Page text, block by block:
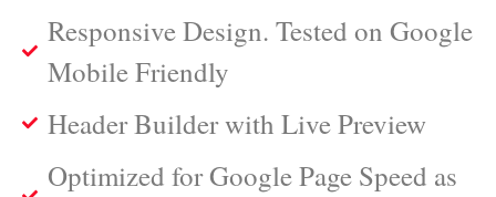
Responsive Design. Tested on Google
Mobile Friendly
Header Builder with Live Preview
Optimized for Google Page Speed as